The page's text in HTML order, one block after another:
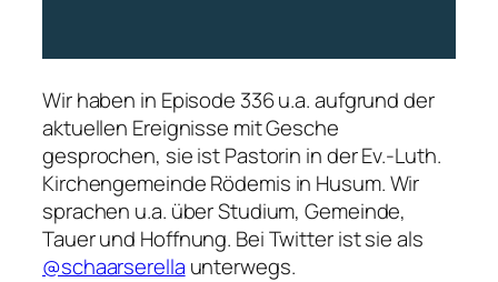
Wir haben in Episode 336 u.a. aufgrund der
aktuellen Ereignisse mit Gesche
gesprochen, sie ist Pastorin in der Ev.-Luth.
Kirchengemeinde Rödemis in Husum. Wir
sprachen u.a. über Studium, Gemeinde,
Tauer und Hoffnung. Bei Twitter ist sie als
@schaarserella unterwegs.